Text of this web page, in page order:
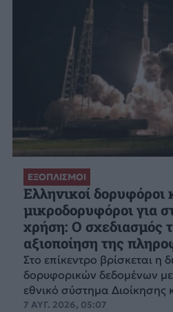
ΕΞΟΠΛΙΣΜΟΙ
Ελληνικοί δορυφόροι
μικροδορυφόροι για
χρήση: Ο σχεδιασμός
αξιοποίηση της
Στο επίκεντρο βρίσκεται η
δορυφορικών δεδομένων
εθνικό σύστημα Διοίκησης
7 ΑΥΓ. 2026, 05:07